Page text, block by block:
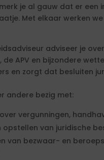
je al gauw dat er een
Met elkaar werken
adviseer je
de APV en bijzondere
en zorgt dat besluiten
andere bezig met:
vergunningen,
opstellen van juridische
van bezwaar- en